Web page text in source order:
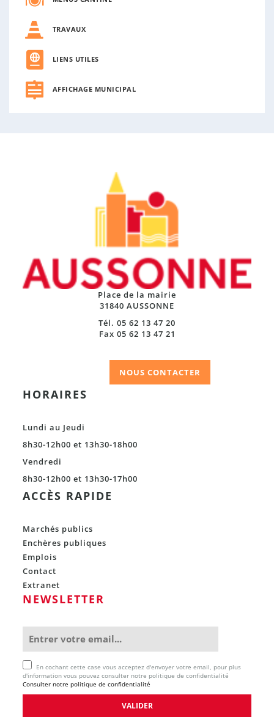
TRAVAUX
LIENS UTILES
AFFICHAGE MUNICIPAL
Place de la mairie
31840 AUSSONNE
Tél. 05 62 13 47 20
Fax 05 62 13 47 21
NOUS CONTACTER
HORAIRES
Lundi au Jeudi
8h30-12h00 et 13h30-18h00
Vendredi
8h30-12h00 et 13h30-17h00
ACCÈS RAPIDE
Marchés publics
Enchères publiques
Emplois
Contact
Extranet
NEWSLETTER
En cochant cette case vous acceptez d'envoyer votre email, pour plus
d'information vous pouvez consulter notre politique de confidentialité
Consulter notre politique de confidentialité